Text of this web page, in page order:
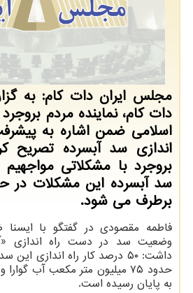
مجلس ایران دات کام: به
دات کام، نماینده مردم
اندازی سد آبسرده تصریح
بروجرد با مشکلاتی مواجهیم
سد آبسرده این مشکلات در
برطرف می شود.
فاطمه مقصودی در گفتگو با
وضعیت سد در دست راه اندازی
داشت: ۵۰ درصد کار راه اندازی
حدود ۷۵ میلیون متر مکعب آب
به پایان رسیده است.